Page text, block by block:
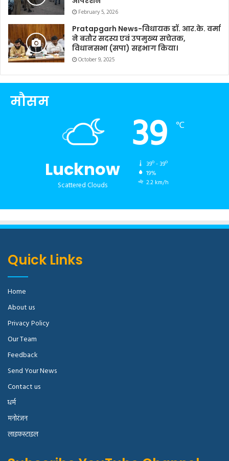
February 5, 2026
Pratapgarh News-विधायक डॉ. आर.के. वर्मा
ने बतौर सदस्य एवं उपमुख्य सचेतक,
विधानसभा (सपा) सहभाग किया।
October 9, 2025
मौसम
Lucknow
Scattered Clouds
39 ℃
39º - 39º
19%
2.2 km/h
Quick Links
Home
About us
Privacy Policy
Our Team
Feedback
Send Your News
Contact us
धर्म
मनोरंजन
लाइफस्टाइल